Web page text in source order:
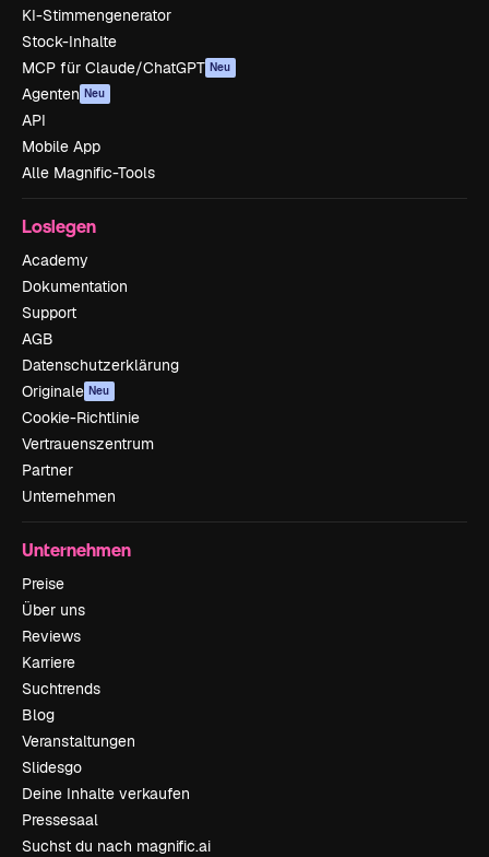
KI-Stimmengenerator
Stock-Inhalte
MCP für Claude/ChatGPT Neu
Agenten Neu
API
Mobile App
Alle Magnific-Tools
Loslegen
Academy
Dokumentation
Support
AGB
Datenschutzerklärung
Originale Neu
Cookie-Richtlinie
Vertrauenszentrum
Partner
Unternehmen
Unternehmen
Preise
Über uns
Reviews
Karriere
Suchtrends
Blog
Veranstaltungen
Slidesgo
Deine Inhalte verkaufen
Pressesaal
Suchst du nach magnific.ai